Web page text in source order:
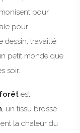
pour
pour
dessin, travaillé
petit monde que
soir.
est
, un tissu brossé
la chaleur du